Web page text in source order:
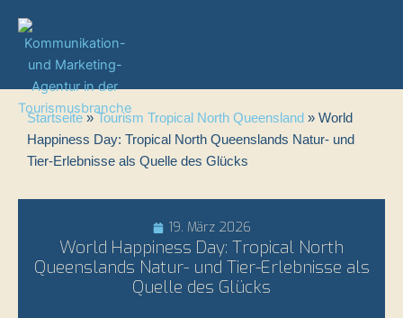
Inhalt
springen
Startseite»Tourism Tropical North Queensland » World
Happiness Day: Tropical North Queenslands Natur- und
Tier-Erlebnisse als Quelle des Glücks
19. März 2026
World Happiness Day: Tropical North
Queenslands Natur- und Tier-Erlebnisse als
Quelle des Glücks